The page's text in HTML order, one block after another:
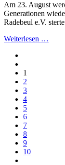
Am 23. August
Generationen
Radebeul e.V.
Weiterlesen …
1
2
3
4
5
6
7
8
9
10